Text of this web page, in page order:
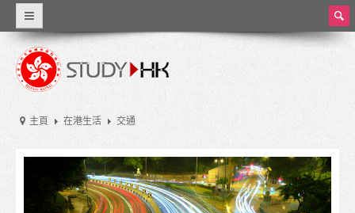
為甚麼選擇香港
世界級教育
香港教育
香港的教育制度
ear
ch
主頁 在港生活 交通